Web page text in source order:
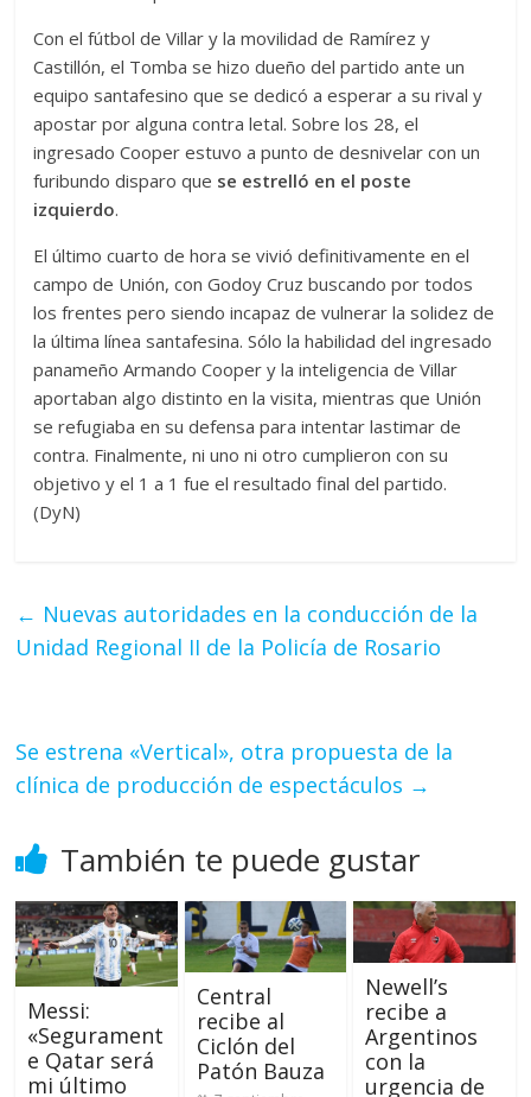
Con el fútbol de Villar y la movilidad de Ramírez y
Castillón, el Tomba se hizo dueño del partido ante un
equipo santafesino que se dedicó a esperar a su rival y
apostar por alguna contra letal. Sobre los 28, el
ingresado Cooper estuvo a punto de desnivelar con un
furibundo disparo que se estrelló en el poste
izquierdo.
El último cuarto de hora se vivió definitivamente en el
campo de Unión, con Godoy Cruz buscando por todos
los frentes pero siendo incapaz de vulnerar la solidez de
la última línea santafesina. Sólo la habilidad del ingresado
panameño Armando Cooper y la inteligencia de Villar
aportaban algo distinto en la visita, mientras que Unión
se refugiaba en su defensa para intentar lastimar de
contra. Finalmente, ni uno ni otro cumplieron con su
objetivo y el 1 a 1 fue el resultado final del partido.
(DyN)
← Nuevas autoridades en la conducción de la
Unidad Regional II de la Policía de Rosario
Se estrena «Vertical», otra propuesta de la
clínica de producción de espectáculos →
También te puede gustar
Messi:
«Segurament
e Qatar será
mi último
Central
recibe al
Ciclón del
Patón Bauza
Newell’s
recibe a
Argentinos
con la
urgencia de